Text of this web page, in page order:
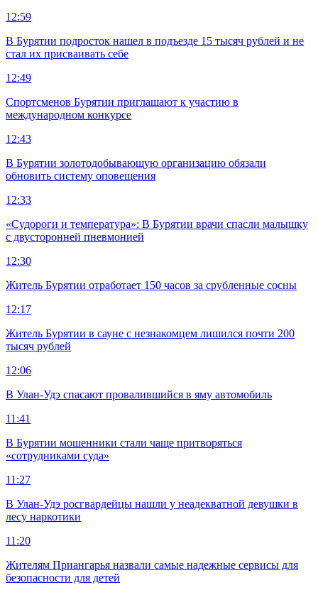
12:59
В Бурятии подросток нашел в подъезде 15 тысяч рублей и не
стал их присваивать себе
12:49
Спортсменов Бурятии приглашают к участию в
международном конкурсе
12:43
В Бурятии золотодобывающую организацию обязали
обновить систему оповещения
12:33
«Судороги и температура»: В Бурятии врачи спасли малышку
с двусторонней пневмонией
12:30
Житель Бурятии отработает 150 часов за срубленные сосны
12:17
Житель Бурятии в сауне с незнакомцем лишился почти 200
тысяч рублей
12:06
В Улан-Удэ спасают провалившийся в яму автомобиль
11:41
В Бурятии мошенники стали чаще притворяться
«сотрудниками суда»
11:27
В Улан-Удэ росгвардейцы нашли у неадекватной девушки в
лесу наркотики
11:20
Жителям Приангарья назвали самые надежные сервисы для
безопасности для детей